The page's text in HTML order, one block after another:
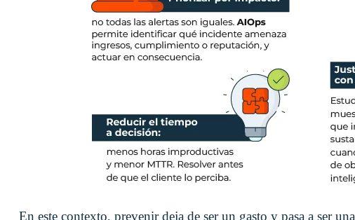
En este contexto, prevenir deja de ser un gasto y pasa a ser